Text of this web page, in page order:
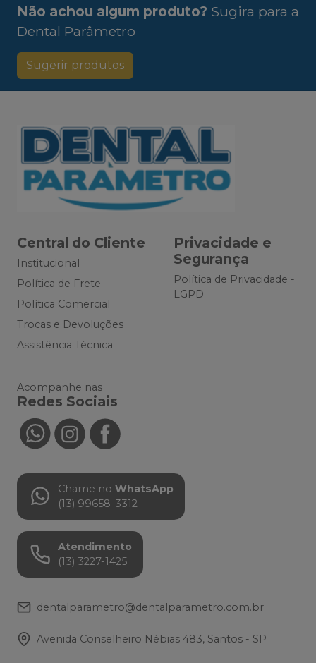
Não achou algum produto? Sugira para a
Dental Parâmetro
Sugerir produtos
Central do Cliente
Institucional
Política de Frete
Política Comercial
Trocas e Devoluções
Assistência Técnica
Privacidade e
Segurança
Política de Privacidade -
LGPD
Acompanhe nas
Redes Sociais
Chame no WhatsApp
(13) 99658-3312
Atendimento
(13) 3227-1425
dentalparametro@dentalparametro.com.br
Avenida Conselheiro Nébias 483, Santos - SP